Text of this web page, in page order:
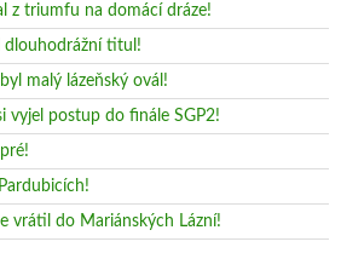
z triumfu na domácí dráze!
dlouhodrážní titul!
malý lázeňský ovál!
vyjel postup do finále SGP2!
vrátil do Mariánských Lázní!